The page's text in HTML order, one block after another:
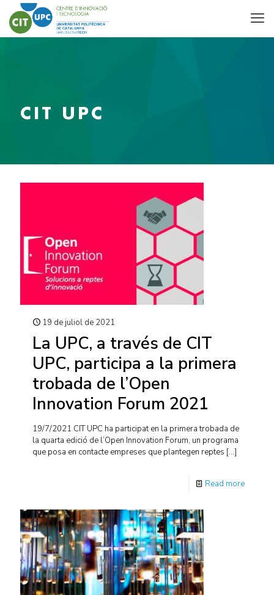
CIT UPC
19 de juliol de 2021
La UPC, a través de CIT
UPC, participa a la primera
trobada de l’Open
Innovation Forum 2021
19/7/2021 CIT UPC ha participat en la primera trobada de
la quarta edició de l’Open Innovation Forum, un programa
que posa en contacte empreses que plantegen reptes […]
Read more